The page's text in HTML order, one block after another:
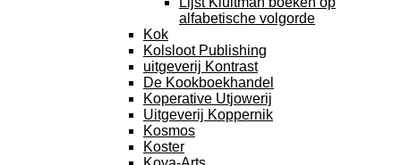
alfabetische volgorde
Kok
Kolsloot Publishing
uitgeverij Kontrast
De Kookboekhandel
Koperative Utjowerij
Uitgeverij Koppernik
Kosmos
Koster